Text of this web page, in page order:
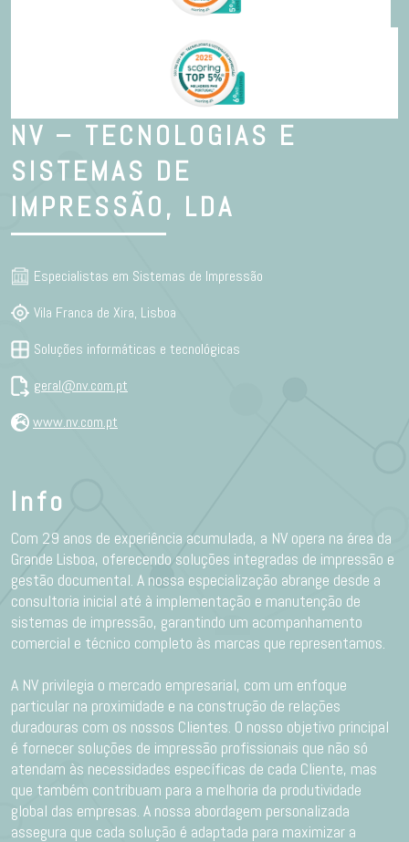
NV – TECNOLOGIAS E
SISTEMAS DE
IMPRESSÃO, LDA
Especialistas em Sistemas de Impressão
Vila Franca de Xira, Lisboa
Soluções informáticas e tecnológicas
geral@nv.com.pt
www.nv.com.pt
Info
Com 29 anos de experiência acumulada, a NV opera na área da
Grande Lisboa, oferecendo soluções integradas de impressão e
gestão documental. A nossa especialização abrange desde a
consultoria inicial até à implementação e manutenção de
sistemas de impressão, garantindo um acompanhamento
comercial e técnico completo às marcas que representamos.
A NV privilegia o mercado empresarial, com um enfoque
particular na proximidade e na construção de relações
duradouras com os nossos Clientes. O nosso objetivo principal
é fornecer soluções de impressão profissionais que não só
atendam às necessidades específicas de cada Cliente, mas
que também contribuam para a melhoria da produtividade
global das empresas. A nossa abordagem personalizada
assegura que cada solução é adaptada para maximizar a